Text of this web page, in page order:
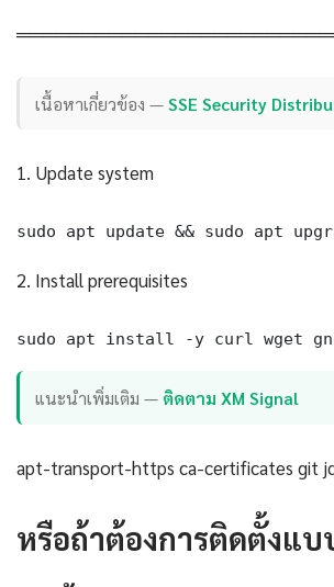
เนื้อหาเกี่ยวข้อง —SSE Security
1. Update system
sudo apt update && sudo apt
2. Install prerequisites
sudo apt install -y curl wget
แนะนำเพิ่มเติม — ติดตาม XM Signal
apt-transport-https ca-certificates git
หรือถ้าต้องการติดตั้งแบ